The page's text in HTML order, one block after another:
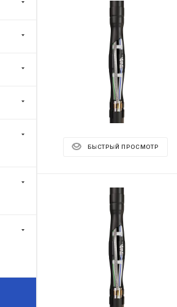
БЫСТРЫЙ ПРОСМОТР